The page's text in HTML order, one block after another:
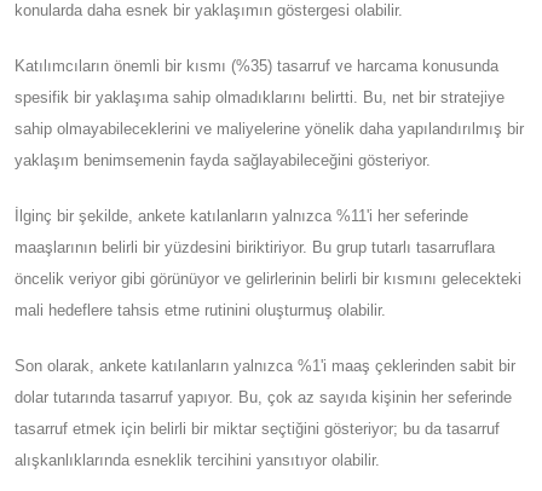
konularda daha esnek bir yaklaşımın göstergesi olabilir.
Katılımcıların önemli bir kısmı (%35) tasarruf ve harcama konusunda
spesifik bir yaklaşıma sahip olmadıklarını belirtti. Bu, net bir stratejiye
sahip olmayabileceklerini ve maliyelerine yönelik daha yapılandırılmış bir
yaklaşım benimsemenin fayda sağlayabileceğini gösteriyor.
İlginç bir şekilde, ankete katılanların yalnızca %11'i her seferinde
maaşlarının belirli bir yüzdesini biriktiriyor. Bu grup tutarlı tasarruflara
öncelik veriyor gibi görünüyor ve gelirlerinin belirli bir kısmını gelecekteki
mali hedeflere tahsis etme rutinini oluşturmuş olabilir.
Son olarak, ankete katılanların yalnızca %1'i maaş çeklerinden sabit bir
dolar tutarında tasarruf yapıyor. Bu, çok az sayıda kişinin her seferinde
tasarruf etmek için belirli bir miktar seçtiğini gösteriyor; bu da tasarruf
alışkanlıklarında esneklik tercihini yansıtıyor olabilir.